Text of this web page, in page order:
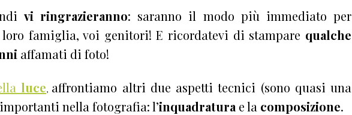
vi ringrazieranno: saranno il modo più immediato per
famiglia, voi genitori! E ricordatevi di stampare qualche
affamati di foto!
luce, affrontiamo altri due aspetti tecnici (sono quasi una
nella fotografia: l’inquadratura e la composizione.